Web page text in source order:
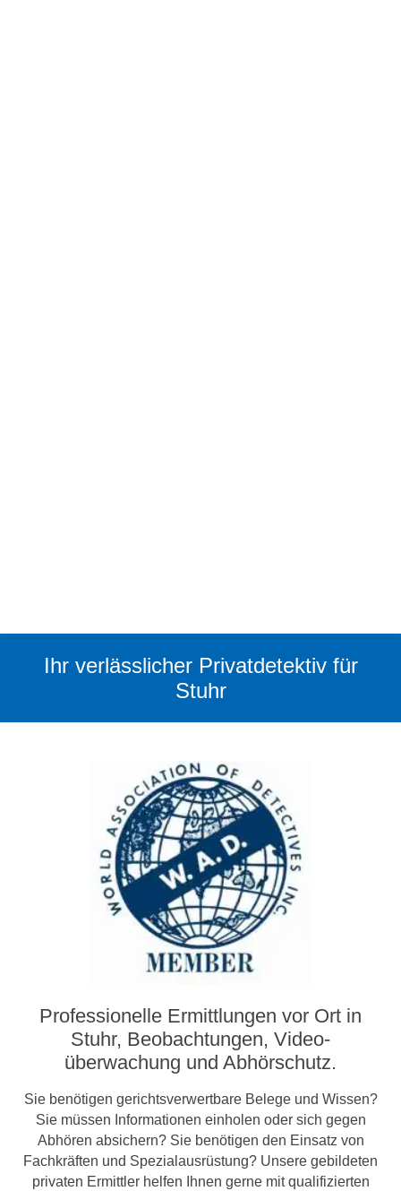
Ihr verlässlicher Privatdetektiv für
Stuhr
Professionelle Ermittlungen vor Ort in
Stuhr, Beobachtungen, Video­­
überwachung und Abhörschutz.
Sie benötigen gerichtsverwertbare Belege und Wissen?
Sie müssen Informationen einholen oder sich gegen
Abhören absichern? Sie benötigen den Einsatz von
Fachkräften und Spezialausrüstung? Unsere gebildeten
privaten Ermittler helfen Ihnen gerne mit qualifizierten